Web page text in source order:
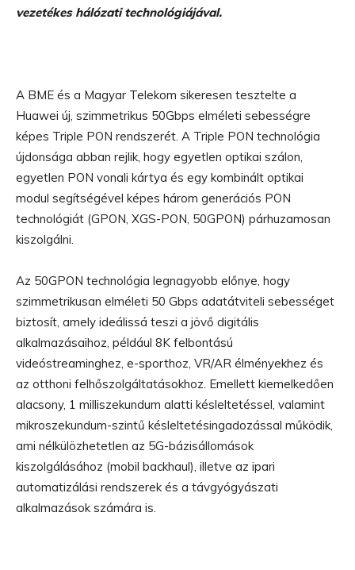
vezetékes hálózati technológiájával.
A BME és a Magyar Telekom sikeresen tesztelte a
Huawei új, szimmetrikus 50Gbps elméleti sebességre
képes Triple PON rendszerét. A Triple PON technológia
újdonsága abban rejlik, hogy egyetlen optikai szálon,
egyetlen PON vonali kártya és egy kombinált optikai
modul segítségével képes három generációs PON
technológiát (GPON, XGS-PON, 50GPON) párhuzamosan
kiszolgálni.
Az 50GPON technológia legnagyobb előnye, hogy
szimmetrikusan elméleti 50 Gbps adatátviteli sebességet
biztosít, amely ideálissá teszi a jövő digitális
alkalmazásaihoz, például 8K felbontású
videóstreaminghez, e-sporthoz, VR/AR élményekhez és
az otthoni felhőszolgáltatásokhoz. Emellett kiemelkedően
alacsony, 1 milliszekundum alatti késleltetéssel, valamint
mikroszekundum-szintű késleltetésingadozással működik,
ami nélkülözhetetlen az 5G-bázisállomások
kiszolgálásához (mobil backhaul), illetve az ipari
automatizálási rendszerek és a távgyógyászati
alkalmazások számára is.